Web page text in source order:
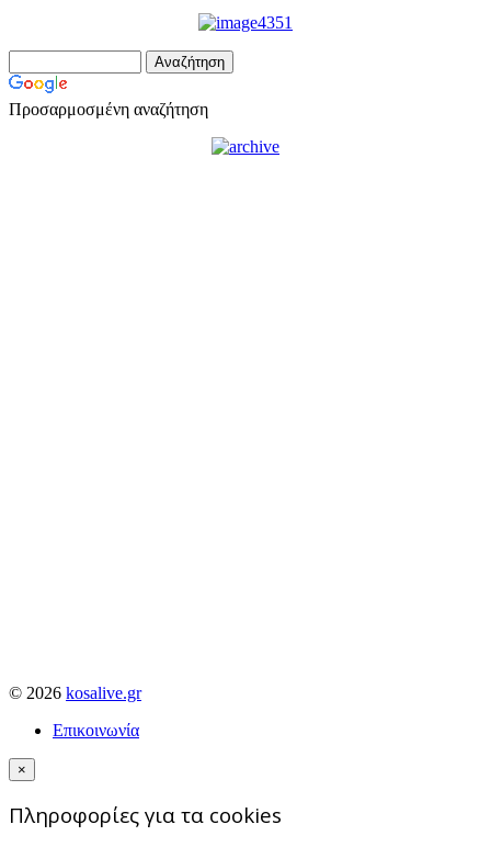
Προσαρμοσμένη αναζήτηση
© 2026 kosalive.gr
Επικοινωνία
×
Πληροφορίες για τα cookies